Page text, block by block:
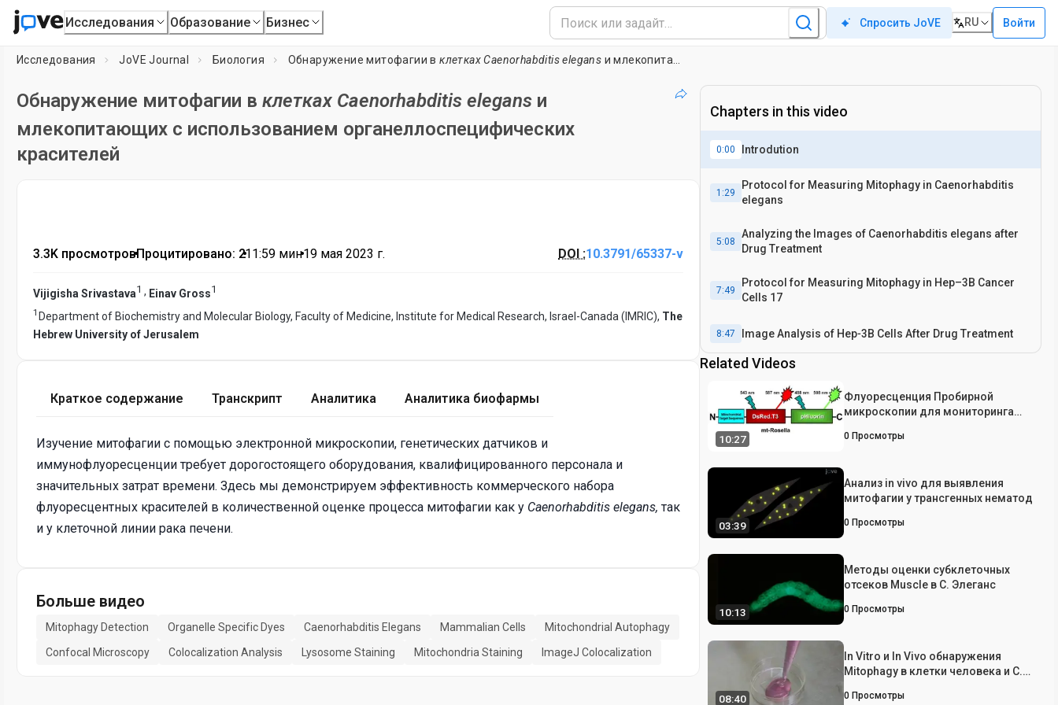
Исследования Образование Бизнес Спросить JoVE RU Войти
Исследования JoVE Journal Биология Обнаружение митофагии вклетках Caenorhabditis elegans и млекопитающих с использованием органеллоспецифических красителей
Обнаружение митофагии в клетках Caenorhabditis elegans и
млекопитающих с использованием органеллоспецифических
красителей
3.3K просмотров•Процитировано: 2•11:59 мин•19 мая 2023 г. DOI :10.3791/65337-v
Vijigisha Srivastava1 , Einav Gross1
1 Department of Biochemistry and Molecular Biology, Faculty of Medicine, Institute for Medical Research, Israel-Canada (IMRIC), The
Hebrew University of Jerusalem
Краткое содержание Транскрипт Аналитика Аналитика биофармы
Изучение митофагии с помощью электронной микроскопии, генетических датчиков и
иммунофлуоресценции требует дорогостоящего оборудования, квалифицированного персонала и
значительных затрат времени. Здесь мы демонстрируем эффективность коммерческого набора
флуоресцентных красителей в количественной оценке процесса митофагии как у Caenorhabditis elegans, так
и у клеточной линии рака печени.
Больше видео
Mitophagy Detection Organelle Specific Dyes Caenorhabditis Elegans Mammalian Cells
Mitochondrial Autophagy
Confocal Microscopy
Colocalization Analysis Lysosome Staining Mitochondria Staining ImageJ Colocalization
Chapters in this video
0:00 Introdution
1:29
Protocol for Measuring Mitophagy in Caenorhabditis
elegans
5:08
Analyzing the Images of Caenorhabditis elegans after
Drug Treatment
7:49
Protocol for Measuring Mitophagy in Hep–3B Cancer
Cells 17
8:47 Image Analysis of Hep‐3B Cells After Drug Treatment
Related Videos
10:27
Флуоресценция Пробирной
микроскопии для мониторинга
Saccharomyces CEREVISIAE
0 Просмотры
03:39
Анализ in vivo для выявления
митофагии у трансгенных нематод
0 Просмотры
10:13
Методы оценки субклеточных
отсеков Muscle в С. Элеганс
0 Просмотры
08:40
In Vitro и In Vivo обнаружения
Mitophagy в клетки человека и C.
0 Просмотры